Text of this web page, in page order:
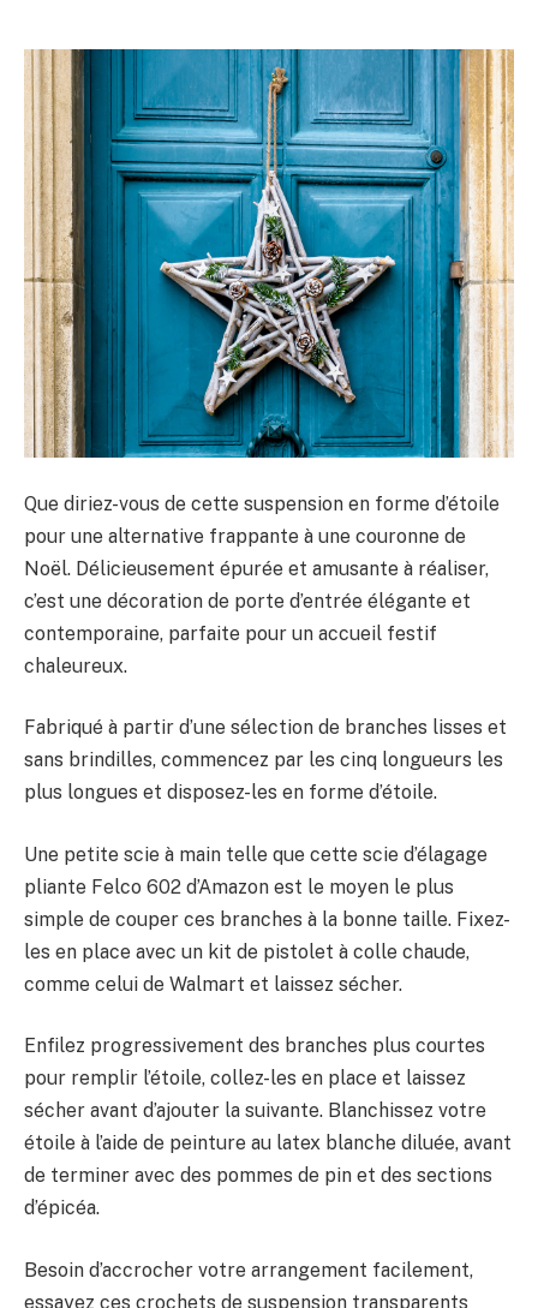
Que diriez-vous de cette suspension en forme d’étoile
pour une alternative frappante à une couronne de
Noël. Délicieusement épurée et amusante à réaliser,
c’est une décoration de porte d’entrée élégante et
contemporaine, parfaite pour un accueil festif
chaleureux.
Fabriqué à partir d’une sélection de branches lisses et
sans brindilles, commencez par les cinq longueurs les
plus longues et disposez-les en forme d’étoile.
Une petite scie à main telle que cette scie d’élagage
pliante Felco 602 d’Amazon est le moyen le plus
simple de couper ces branches à la bonne taille. Fixez-
les en place avec un kit de pistolet à colle chaude,
comme celui de Walmart et laissez sécher.
Enfilez progressivement des branches plus courtes
pour remplir l’étoile, collez-les en place et laissez
sécher avant d’ajouter la suivante. Blanchissez votre
étoile à l’aide de peinture au latex blanche diluée, avant
de terminer avec des pommes de pin et des sections
d’épicéa.
Besoin d’accrocher votre arrangement facilement,
essayez ces crochets de suspension transparents